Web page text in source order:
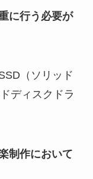
に行う必要が
（ソリッド
ディスクドラ
制作において